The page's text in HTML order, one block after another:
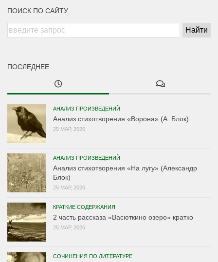
ПОИСК ПО САЙТУ
ПОСЛЕДНЕЕ
АНАЛИЗ ПРОИЗВЕДЕНИЙ
Анализ стихотворения «Ворона» (А. Блок)
25 МАР, 2026
АНАЛИЗ ПРОИЗВЕДЕНИЙ
Анализ стихотворения «На лугу» (Александр
Блок)
25 МАР, 2026
КРАТКИЕ СОДЕРЖАНИЯ
2 часть рассказа «Васюткино озеро» кратко
25 МАР, 2026
СОЧИНЕНИЯ ПО ЛИТЕРАТУРЕ